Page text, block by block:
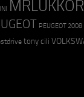
MRLUKKOR
PEUGEOT 2008
tony cili